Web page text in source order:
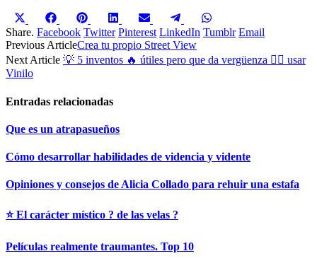
Compartir
en
X
(Twitter)
Compartir
en
Facebook
Compartir
en
Pinterest
Compartir
en
LinkedIn
Compartir
en
Email
Compartir
en
Telegram
en
Share. Facebook Twitter Pinterest LinkedIn Tumblr Email
Previous ArticleCrea tu propio Street View
Next Article 💡 5 inventos 🔥 útiles pero que da vergüenza 🤦‍♀️ usar
Vinilo
Entradas relacionadas
Que es un atrapasueños
Cómo desarrollar habilidades de videncia y vidente
Opiniones y consejos de Alicia Collado para rehuir una estafa
⭐ El carácter místico ? de las velas ?
Películas realmente traumantes. Top 10